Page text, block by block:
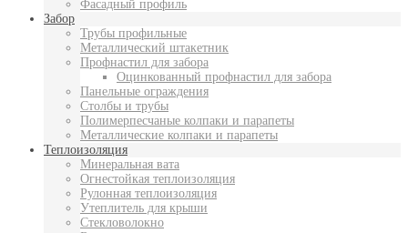
Фасадный профиль
Забор
Трубы профильные
Металлический штакетник
Профнастил для забора
Оцинкованный профнастил для забора
Панельные ограждения
Столбы и трубы
Полимерпесчаные колпаки и парапеты
Металлические колпаки и парапеты
Теплоизоляция
Минеральная вата
Огнестойкая теплоизоляция
Рулонная теплоизоляция
Утеплитель для крыши
Стекловолокно